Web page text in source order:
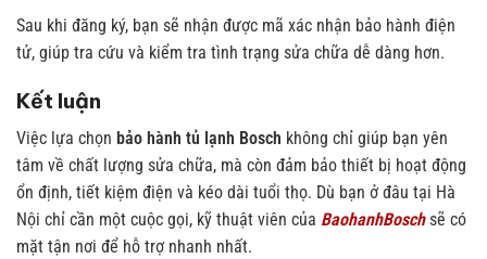
Sau khi đăng ký, bạn sẽ nhận được mã xác nhận bảo hành điện
tử, giúp tra cứu và kiểm tra tình trạng sửa chữa dễ dàng hơn.
Kết luận
Việc lựa chọn bảo hành tủ lạnh Bosch không chỉ giúp bạn yên
tâm về chất lượng sửa chữa, mà còn đảm bảo thiết bị hoạt động
ổn định, tiết kiệm điện và kéo dài tuổi thọ. Dù bạn ở đâu tại Hà
Nội chỉ cần một cuộc gọi, kỹ thuật viên của BaohanhBoschsẽ có
mặt tận nơi để hỗ trợ nhanh nhất.